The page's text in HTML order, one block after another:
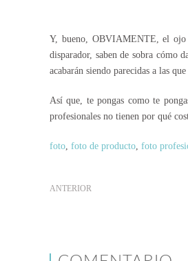
Y, bueno, OBVIAMENTE, el ojo
disparador, saben de sobra cómo
acabarán siendo parecidas a las
Así que, te pongas como te
profesionales no tienen por qué
foto, foto de producto, foto
ANTERIOR